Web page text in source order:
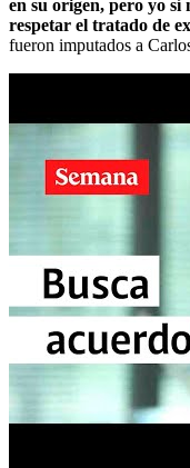
en su origen, pero yo sí
respetar el tratado de
fueron imputados a